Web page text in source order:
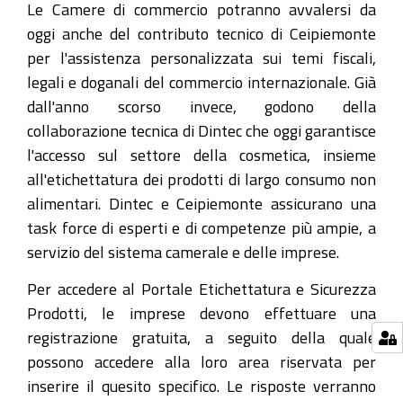
Le Camere di commercio potranno avvalersi da
oggi anche del contributo tecnico di Ceipiemonte
per l'assistenza personalizzata sui temi fiscali,
legali e doganali del commercio internazionale. Già
dall'anno scorso invece, godono della
collaborazione tecnica di Dintec che oggi garantisce
l'accesso sul settore della cosmetica, insieme
all'etichettatura dei prodotti di largo consumo non
alimentari. Dintec e Ceipiemonte assicurano una
task force di esperti e di competenze più ampie, a
servizio del sistema camerale e delle imprese.
Per accedere al Portale Etichettatura e Sicurezza
Prodotti, le imprese devono effettuare una
registrazione gratuita, a seguito della quale
possono accedere alla loro area riservata per
inserire il quesito specifico. Le risposte verranno